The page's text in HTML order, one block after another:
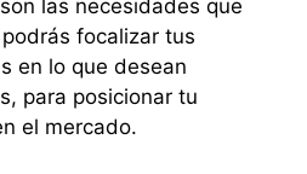
las necesidades que
focalizar tus
en lo que desean
para posicionar tu
el mercado.